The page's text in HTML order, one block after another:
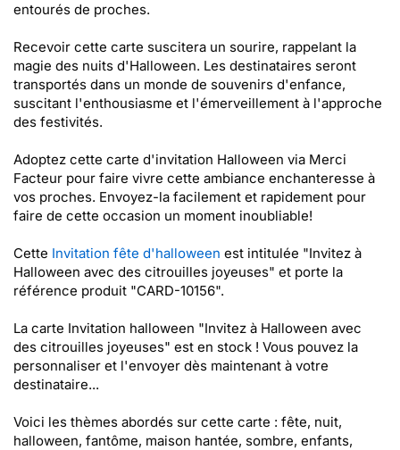
entourés de proches.
Recevoir cette carte suscitera un sourire, rappelant la
magie des nuits d'Halloween. Les destinataires seront
transportés dans un monde de souvenirs d'enfance,
suscitant l'enthousiasme et l'émerveillement à l'approche
des festivités.
Adoptez cette carte d'invitation Halloween via Merci
Facteur pour faire vivre cette ambiance enchanteresse à
vos proches. Envoyez-la facilement et rapidement pour
faire de cette occasion un moment inoubliable!
Cette Invitation fête d'halloween est intitulée "Invitez à
Halloween avec des citrouilles joyeuses" et porte la
référence produit "CARD-10156".
La carte Invitation halloween "Invitez à Halloween avec
des citrouilles joyeuses" est en stock ! Vous pouvez la
personnaliser et l'envoyer dès maintenant à votre
destinataire...
Voici les thèmes abordés sur cette carte : fête, nuit,
halloween, fantôme, maison hantée, sombre, enfants,